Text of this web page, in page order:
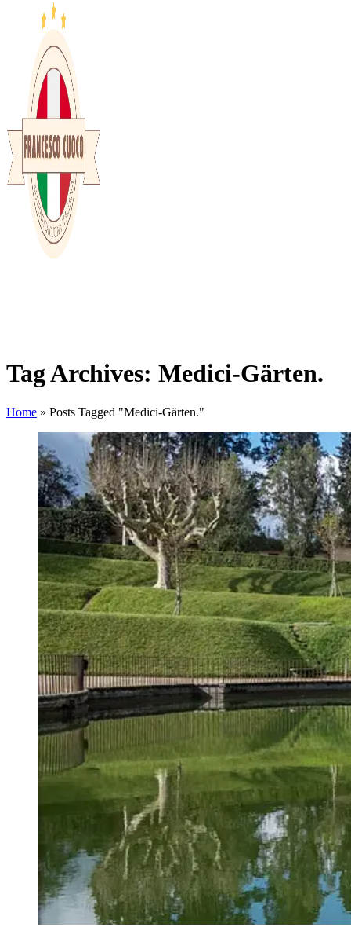
Tag Archives: Medici-Gärten.
Home » Posts Tagged "Medici-Gärten."